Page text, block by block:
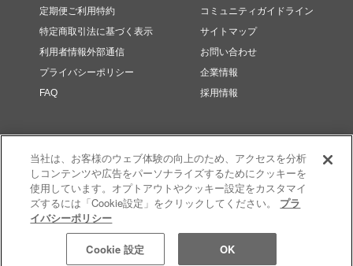
定期便ご利用特約
特定商取引法に基づく表示
利用者情報外部通信
プライバシーポリシー
FAQ
コミュニティガイドライン
サイトマップ
お問い合わせ
企業情報
採用情報
© RMK Div. e’quipe, LTD. All rights reserved.
当社は、お客様のウェブ体験の向上のため、アクセスを分析
しコンテンツや広告をパーソナライズするためにクッキーを
使用しています。オプトアウトやクッキー設定をカスタマイ
ズするには「Cookie設定」をクリックしてください。 プラ
イバシーポリシー
Cookie 設定 OK